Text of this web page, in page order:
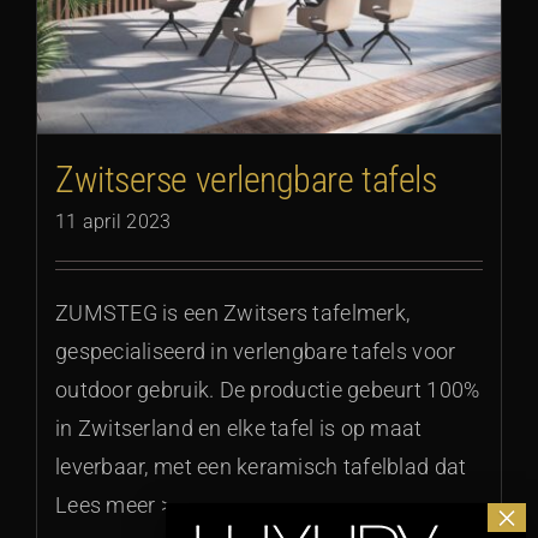
Zwitserse verlengbare tafels
11 april 2023
ZUMSTEG is een Zwitsers tafelmerk,
gespecialiseerd in verlengbare tafels voor
outdoor gebruik. De productie gebeurt 100%
in Zwitserland en elke tafel is op maat
leverbaar, met een keramisch tafelblad dat
Lees meer >